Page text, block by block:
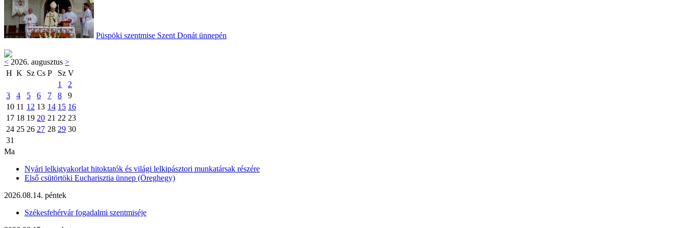
Püspöki szentmise Szent Donát ünnepén
< 2026. augusztus >
H K Sz Cs P Sz V
1
2
3
4 5 6 7 8
9
10 11 12 13 14 15 16
17 18 19 20 21 22 23
24 25 26 27 28 29 30
31
Ma
Nyári lelkigyakorlat hitoktatók és világi lelkipásztori munkatársak részére
Első csütörtöki Eucharisztia ünnep (Öreghegy)
2026.08.14. péntek
Székesfehérvár fogadalmi szentmiséje